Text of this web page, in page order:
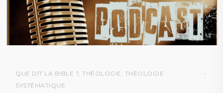
QUE DIT LA BIBLE ?,THÉOLOGIE , THÉOLOGIE
SYSTÉMATIQUE